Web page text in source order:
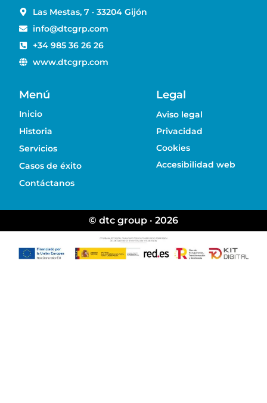
Las Mestas, 7 · 33204 Gijón
info@dtcgrp.com
+34 985 36 26 26
www.dtcgrp.com
Menú
Inicio
Historia
Servicios
Casos de éxito
Contáctanos
Legal
Aviso legal
Privacidad
Cookies
Accesibilidad web
© dtc group · 2026